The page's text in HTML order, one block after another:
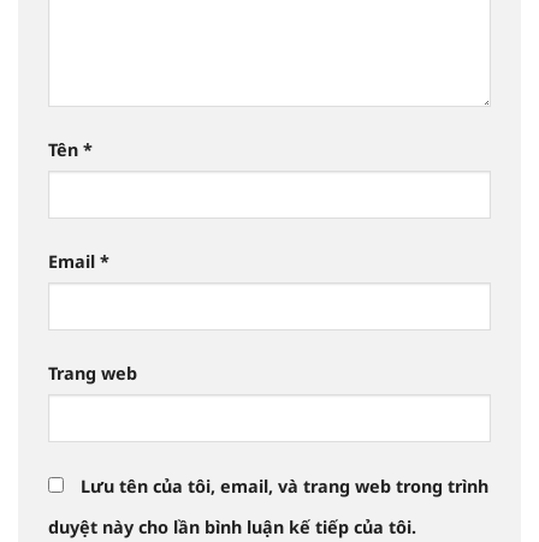
Tên *
Email *
Trang web
Lưu tên của tôi, email, và trang web trong trình
duyệt này cho lần bình luận kế tiếp của tôi.